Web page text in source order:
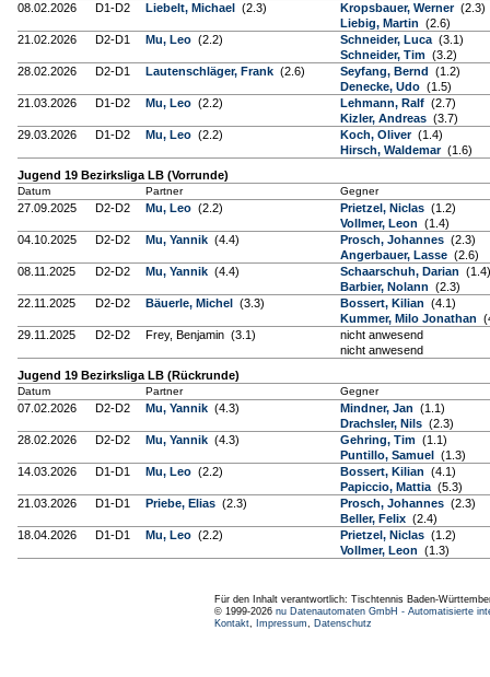
08.02.2026
D1-D2 Liebelt, Michael (2.3) Kropsbauer, Werner (2.3)
Liebig, Martin (2.6)
21.02.2026
D2-D1 Mu, Leo (2.2) Schneider, Luca (3.1)
Schneider, Tim (3.2)
28.02.2026
D2-D1 Lautenschläger, Frank (2.6) Seyfang, Bernd (1.2)
Denecke, Udo (1.5)
21.03.2026
D1-D2 Mu, Leo (2.2) Lehmann, Ralf (2.7)
Kizler, Andreas (3.7)
29.03.2026
D1-D2 Mu, Leo (2.2) Koch, Oliver (1.4)
Hirsch, Waldemar (1.6)
Jugend 19 Bezirksliga LB (Vorrunde)
Datum Partner Gegner
27.09.2025 D2-D2 Mu, Leo (2.2) Prietzel, Niclas (1.2)
Vollmer, Leon (1.4)
04.10.2025
D2-D2 Mu, Yannik (4.4) Prosch, Johannes (2.3)
Angerbauer, Lasse (2.6)
08.11.2025
D2-D2 Mu, Yannik (4.4) Schaarschuh, Darian (1.4)
Barbier, Nolann (2.3)
22.11.2025
D2-D2 Bäuerle, Michel (3.3) Bossert, Kilian (4.1)
Kummer, Milo Jonathan
29.11.2025
D2-D2 Frey, Benjamin (3.1)
nicht anwesend
nicht anwesend
Jugend 19 Bezirksliga LB (Rückrunde)
Datum Partner Gegner
07.02.2026 D2-D2 Mu, Yannik (4.3) Mindner, Jan (1.1)
Drachsler, Nils (2.3)
28.02.2026
D2-D2 Mu, Yannik (4.3) Gehring, Tim (1.1)
Puntillo, Samuel (1.3)
14.03.2026
D1-D1 Mu, Leo (2.2) Bossert, Kilian (4.1)
Papiccio, Mattia (5.3)
21.03.2026
D1-D1 Priebe, Elias (2.3) Prosch, Johannes (2.3)
Beller, Felix (2.4)
18.04.2026
D1-D1 Mu, Leo (2.2) Prietzel, Niclas (1.2)
Vollmer, Leon (1.3)
Für den Inhalt verantwortlich: Tischtennis Baden-
© 1999-2026 nu Datenautomaten GmbH - Automatisierte
Kontakt, Impressum, Datenschutz